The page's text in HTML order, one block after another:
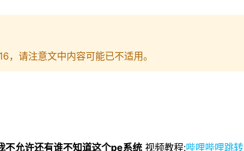
请注意文中内容可能已不适用。
不允许还有谁不知道这个pe系统 视频教程:哔哩哔哩跳转